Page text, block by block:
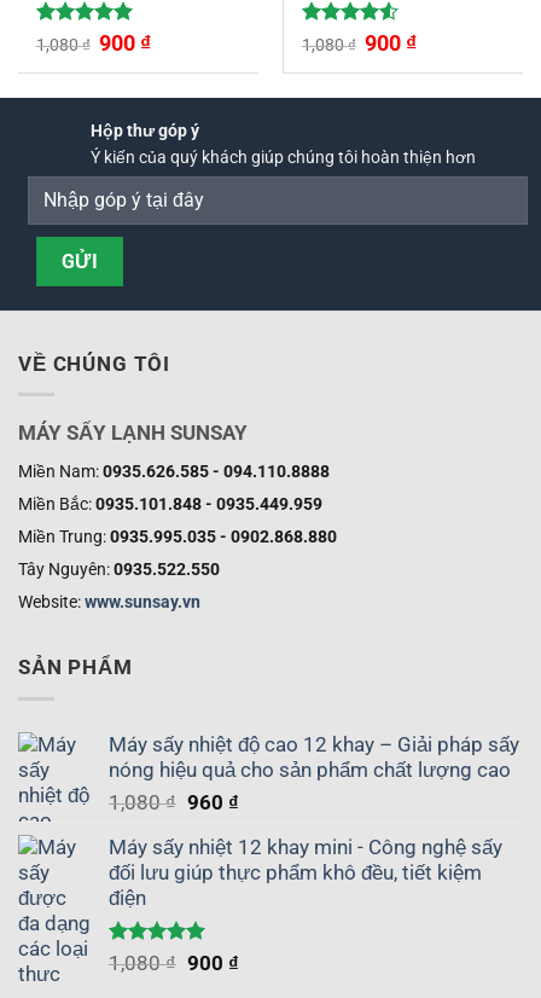
Được xếp
hạng
5 sao
1,080₫ Giá
gốc
là:
900 ₫Giá
tại
nhất hiện nay
Được xếp
hạng
5 sao
1,080₫ Giá
gốc
là:
900 ₫Giá
tại
Hộp thư góp ý
Ý kiến của quý khách giúp chúng tôi hoàn thiện hơn
VỀ CHÚNG TÔI
MÁY SẤY LẠNH SUNSAY
Miền Nam:0935.626.585 - 094.110.8888
Miền Bắc:0935.101.848 - 0935.449.959
Miền Trung:0935.995.035 - 0902.868.880
Tây Nguyên:0935.522.550
Website:www.sunsay.vn
SẢN PHẨM
Máy sấy nhiệt độ cao 12 khay – Giải pháp sấy
nóng hiệu quả cho sản phẩm chất lượng cao
1,080₫ Giá
là:
1,080 ₫.
960 ₫
tại
là:
Máy sấy nhiệt 12 khay mini - Công nghệ sấy
đối lưu giúp thực phẩm khô đều, tiết kiệm
điện
Được xếp
hạng
1,080₫ Giá
900 ₫